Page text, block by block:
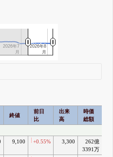
月月
2026年7
2026年7
月月
2026年8
2026年8
終値
前日
比
出来
高
時価
総額
9,100 +0.55% 3,300
262億
3391万